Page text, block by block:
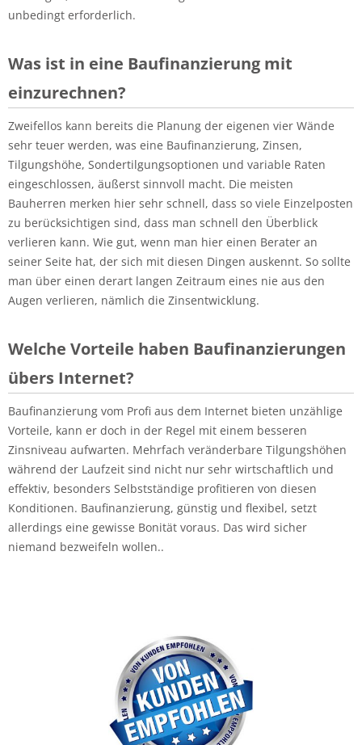
unbedingt erforderlich.
Was ist in eine Baufinanzierung mit
einzurechnen?
Zweifellos kann bereits die Planung der eigenen vier Wände
sehr teuer werden, was eine Baufinanzierung, Zinsen,
Tilgungshöhe, Sondertilgungsoptionen und variable Raten
eingeschlossen, äußerst sinnvoll macht. Die meisten
Bauherren merken hier sehr schnell, dass so viele Einzelposten
zu berücksichtigen sind, dass man schnell den Überblick
verlieren kann. Wie gut, wenn man hier einen Berater an
seiner Seite hat, der sich mit diesen Dingen auskennt. So sollte
man über einen derart langen Zeitraum eines nie aus den
Augen verlieren, nämlich die Zinsentwicklung.
Welche Vorteile haben Baufinanzierungen
übers Internet?
Baufinanzierung vom Profi aus dem Internet bieten unzählige
Vorteile, kann er doch in der Regel mit einem besseren
Zinsniveau aufwarten. Mehrfach veränderbare Tilgungshöhen
während der Laufzeit sind nicht nur sehr wirtschaftlich und
effektiv, besonders Selbstständige profitieren von diesen
Konditionen. Baufinanzierung, günstig und flexibel, setzt
allerdings eine gewisse Bonität voraus. Das wird sicher
niemand bezweifeln wollen..